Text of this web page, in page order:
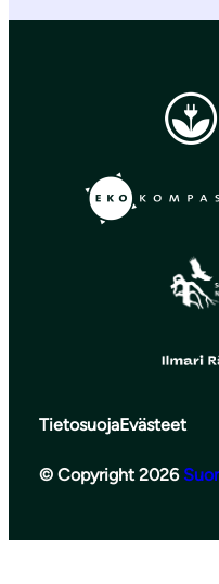
TietosuojaEvästeet
© Copyright 2026